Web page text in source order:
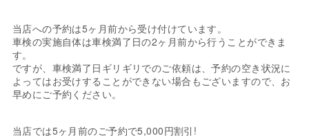
当店への予約は5ヶ月前から受け付けています。
車検の実施自体は車検満了日の2ヶ月前から行うことができま
す。
ですが、車検満了日ギリギリでのご依頼は、予約の空き状況に
よってはお受けすることができない場合もございますので、お
早めにご予約ください。
当店では5ヶ月前のご予約で5,000円割引!